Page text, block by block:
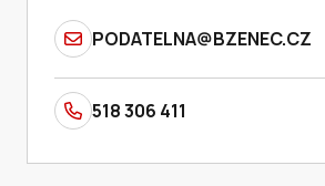
PODATELNA@BZENEC.CZ
518 306 411